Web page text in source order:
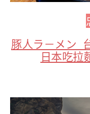
豚人ラ－メン_
日本吃拉